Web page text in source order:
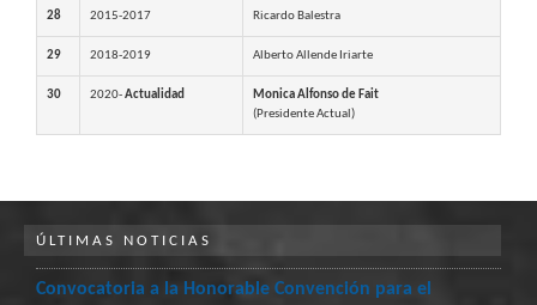
28 2015-2017 Ricardo Balestra
29 2018-2019 Alberto Allende Iriarte
30 2020-Actualidad
Monica Alfonso de Fait
(Presidente Actual)
ÚLTIMAS NOTICIAS
Convocatoria a la Honorable Convención para el